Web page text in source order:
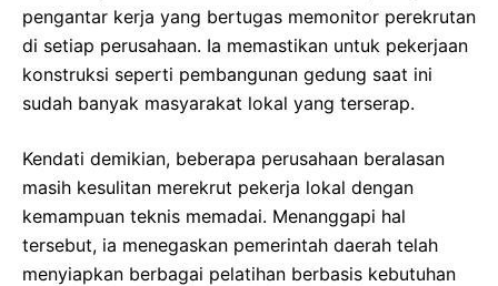
pengantar kerja yang bertugas memonitor perekrutan
di setiap perusahaan. Ia memastikan untuk pekerjaan
konstruksi seperti pembangunan gedung saat ini
sudah banyak masyarakat lokal yang terserap.
Kendati demikian, beberapa perusahaan beralasan
masih kesulitan merekrut pekerja lokal dengan
kemampuan teknis memadai. Menanggapi hal
tersebut, ia menegaskan pemerintah daerah telah
menyiapkan berbagai pelatihan berbasis kebutuhan